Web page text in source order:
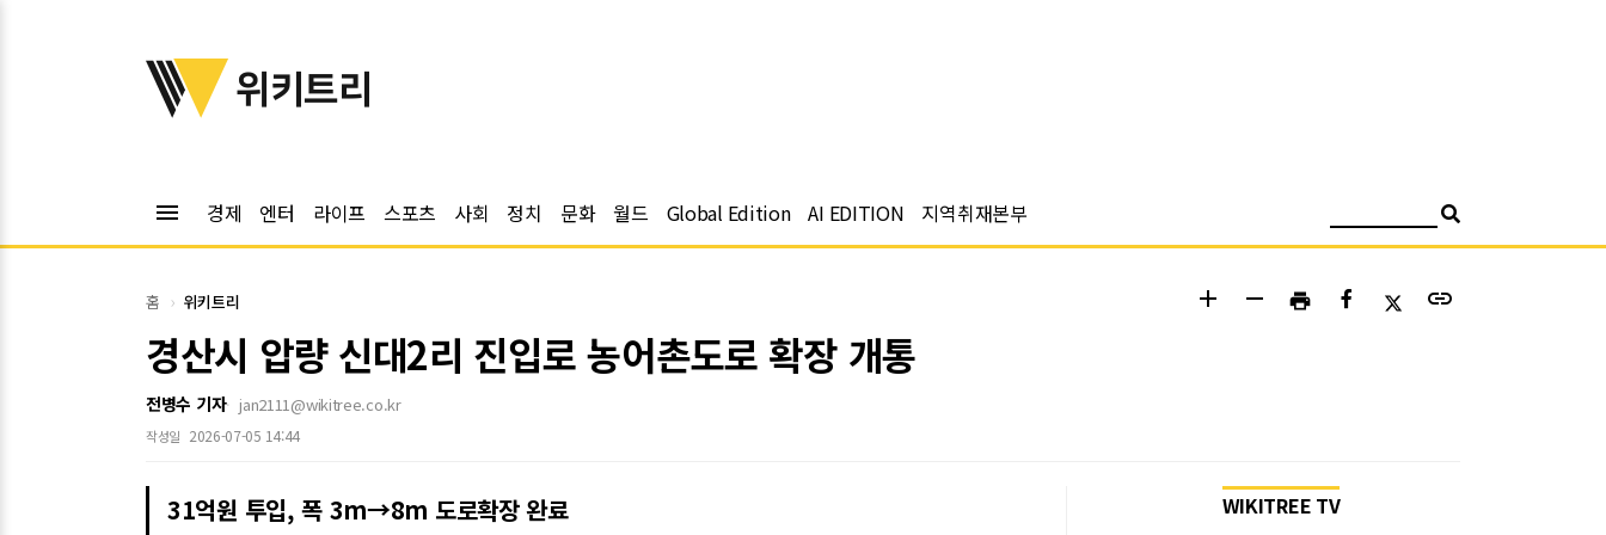
위키트리
위키트리
menu 경제 엔터 라이프 스포츠 사회 정치 문화 월드 Global Edition AI EDITION 지역취재본부
홈 위키트리 add remove print link
경산시 압량 신대2리 진입로 농어촌도로 확장 개통
전병수 기자 jan2111@wikitree.co.kr
작성일 2026-07-05 14:44
31억원 투입, 폭 3m→8m 도로확장 완료 WIKITREE TV